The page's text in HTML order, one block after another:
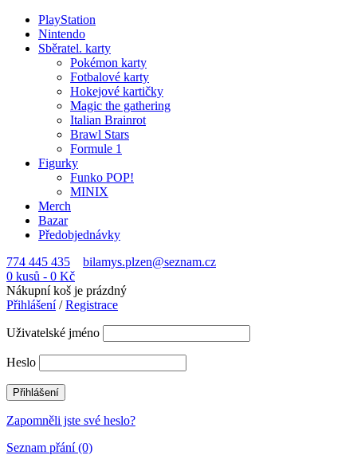
PlayStation
Nintendo
Sběratel. karty
Pokémon karty
Fotbalové karty
Hokejové kartičky
Magic the gathering
Italian Brainrot
Brawl Stars
Formule 1
Figurky
Funko POP!
MINIX
Merch
Bazar
Předobjednávky
774 445 435
bilamys.plzen@seznam.cz
0 kusů - 0 Kč
Nákupní koš je prázdný
Přihlášení/Registrace
Uživatelské jméno
Heslo
Zapomněli jste své heslo?
Seznam přání (0)